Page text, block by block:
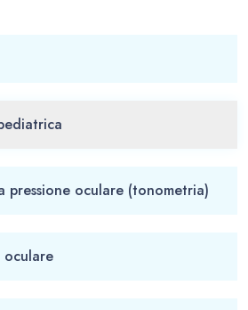
pressione oculare (tonometria)
oculare